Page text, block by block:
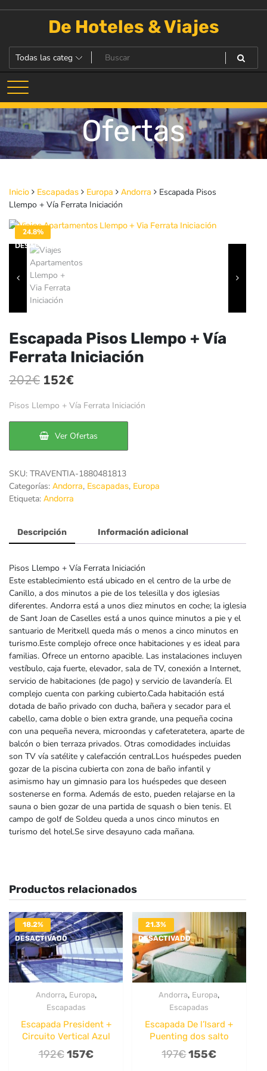
De Hoteles & Viajes
Ofertas
Inicio Escapadas Europa Andorra
Escapada Pisos
Llempo + Vía Ferrata Iniciación
24.8%
DESACTIVADO
Escapada Pisos Llempo + Vía
Ferrata Iniciación
202€ El
precio
era:
202€.
152€
precio
es:
152€.
Pisos Llempo + Vía Ferrata Iniciación
Ver Ofertas
SKU: TRAVENTIA-1880481813
Categorías: Andorra, Escapadas, Europa
Etiqueta: Andorra
Descripción Información adicional
Pisos Llempo + Vía Ferrata Iniciación
Este establecimiento está ubicado en el centro de la urbe de
Canillo, a dos minutos a pie de los telesilla y dos iglesias
diferentes. Andorra está a unos diez minutos en coche; la iglesia
de Sant Joan de Caselles está a unos quince minutos a pie y el
santuario de Meritxell queda más o menos a cinco minutos en
turismo.Este complejo ofrece once habitaciones y es ideal para
familias. Ofrece un entorno apacible. Las instalaciones incluyen
vestíbulo, caja fuerte, elevador, sala de TV, conexión a Internet,
servicio de habitaciones (de pago) y servicio de lavandería. El
complejo cuenta con parking cubierto.Cada habitación está
dotada de baño privado con ducha, bañera y secador para el
cabello, cama doble o bien extra grande, una pequeña cocina
con una pequeña nevera, microondas y cafeteratetera, aparte de
balcón o bien terraza privados. Otras comodidades incluidas
son TV vía satélite y calefacción central.Los huéspedes pueden
gozar de la piscina cubierta con zona de baño infantil y
asimismo hay un gimnasio para los huéspedes que deseen
sostenerse en forma. Además de esto, pueden relajarse en la
sauna o bien gozar de una partida de squash o bien tenis. El
campo de golf de Soldeu queda a unos cinco minutos en
turismo del hotel.Se sirve desayuno cada mañana.
Productos relacionados
18.2%
DESACTIVADO
Andorra, Europa,
Escapadas
Escapada President +
Circuito Vertical Azul
192€ El
157€El
21.3%
DESACTIVADO
Andorra, Europa,
Escapadas
Escapada De l’Isard +
Puenting dos salto
197€El
155€El